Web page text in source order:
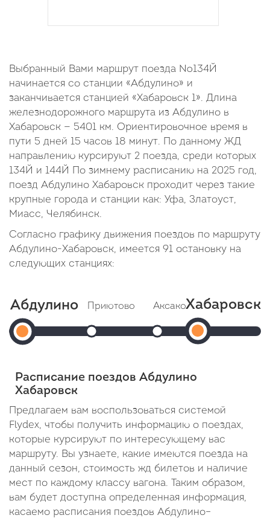
Выбранный Вами маршрут поезда №134Й
начинается со станции «Абдулино» и
заканчивается станцией «Хабаровск 1». Длина
железнодорожного маршрута из Абдулино в
Хабаровск — 5401 км. Ориентировочное время в
пути 5 дней 15 часов 18 минут. По данному ЖД
направлению курсируют 2 поезда, среди которых
134Й и 144Й По зимнему расписанию на 2025 год,
поезд Абдулино Хабаровск проходит через такие
крупные города и станции как: Уфа, Златоуст,
Миасс, Челябинск.
Согласно графику движения поездов по маршруту
Абдулино-Хабаровск, имеется 91 остановку на
следующих станциях:
Абдулино
Абдулино
Отправление:
Приютово
Прибытие: 06:46
В пути: 35 минут
Аксаково
Прибытие: 07:08
Отправление: 07:10
В пути: 57 минут
Уфа
Хабаровск
В
пути:
5
дней
15
часов
Расписание поездов Абдулино
Хабаровск
Предлагаем вам воспользоваться системой
Flydex, чтобы получить информацию о поездах,
которые курсируют по интересующему вас
маршруту. Вы узнаете, какие имеются поезда на
данный сезон, стоимость жд билетов и наличие
мест по каждому классу вагона. Таким образом,
вам будет доступна определенная информация,
касаемо расписания поездов Абдулино–